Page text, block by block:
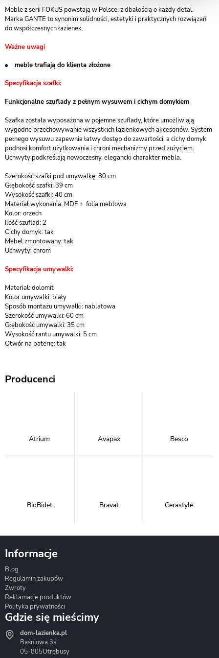
Meble z serii FOKUS powstają w Polsce, z dbałością o każdy detal.
Marka GANTE to synonim solidności, estetyki i praktycznych rozwiązań
do współczesnych łazienek.
Ważne uwagi
meble trafiają do klienta złożone
Specyfikacja szafki:
Funkcjonalne szuflady z pełnym wysuwem i cichym domykiem
Szafka została wyposażona w pojemne szuflady, które umożliwiają
wygodne przechowywanie wszystkich łazienkowych akcesoriów. System
pełnego wysuwu zapewnia łatwy dostęp do zawartości, a cichy domyk
podnosi komfort użytkowania i chroni mechanizmy przed zużyciem.
Uchwyty podkreślają nowoczesny, elegancki charakter mebla.
Szerokość szafki pod umywalkę: 80 cm
Głębokość szafki: 39 cm
Wysokość szafki: 40 cm
Materiał wykonania: MDF + folia meblowa
Kolor: orzech
Ilość szuflad: 2
Cichy domyk: tak
Mebel zmontowany: tak
Uchwyty: chrom
Specyfikacja umywalki:
Materiał: dolomit
Kolor umywalki: biały
Sposób montażu umywalki: nablatowa
Szerokość umywalki: 60 cm
Głębokość umywalki: 35 cm
Wysokość rantu umywalki: 5 cm
Otwór na baterię: tak
Producenci
Atrium Avapax Besco
BioBidet Bravat Cerastyle
Hydrostop
Informacje
Blog
Regulamin zakupów
Zwroty
Reklamacje produktów
Polityka prywatności
Gdzie się mieścimy
dom-lazienka.pl
Baśniowa 3a
05-805Otrębusy